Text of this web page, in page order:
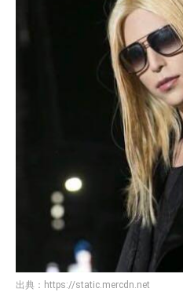
出典： https://static.mercdn.net